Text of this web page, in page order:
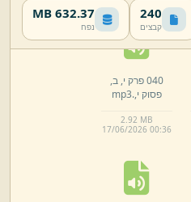
240
קבצים
632.37 MB
נפח
040 פרק י,
ב,
פסוק י,.
mp3
2.92 MB
17/06/2026 00:36